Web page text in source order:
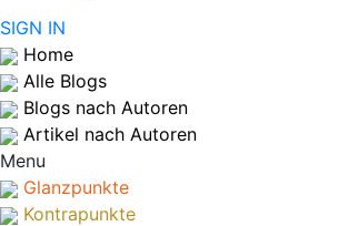
SIGN IN
Home
Alle Blogs
Blogs nach Autoren
Artikel nach Autoren
Menu
Glanzpunkte
Kontrapunkte